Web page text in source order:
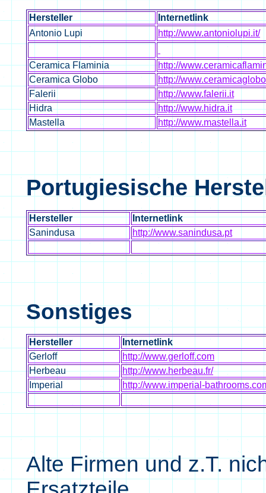
Hersteller
Internetlink
Antonio Lupi
http://www.antoniolupi.it/
Ceramica Flaminia
http://
Ceramica Globo
http://
Falerii
http://www.falerii.it
Hidra
http://www.hidra.it
Mastella
http://www.mastella.it
Portugiesische
Hersteller
Internetlink
Sanindusa
http://www.sanindusa.pt
Sonstiges
Hersteller
Internetlink
Gerloff
http://www.gerloff.com
Herbeau
http://www.herbeau.fr/
Imperial
http://www.imperial-
Alte Firmen und z.T.